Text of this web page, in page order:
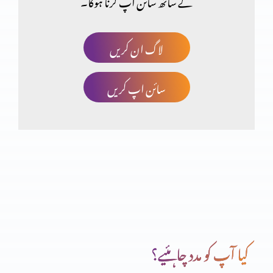
پانچ ہزار کو کھانا کھلانا
شگردوں کی تربیت
یہ کون ہے؟
لاگ ان کریں
سائن اپ کریں
کیا آپ کو مدد چاہئیے؟